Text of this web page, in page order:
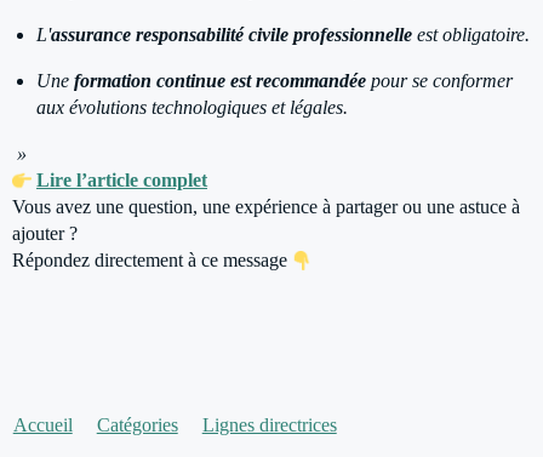
L'assurance responsabilité civile professionnelle est obligatoire.
Une formation continue est recommandée pour se conformer
aux évolutions technologiques et légales.
»
Lire l’article complet
Vous avez une question, une expérience à partager ou une astuce à
ajouter ?
Répondez directement à ce message
Accueil Catégories Lignes directrices